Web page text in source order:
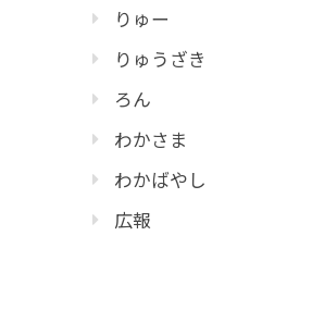
りゅー
りゅうざき
ろん
わかさま
わかばやし
広報